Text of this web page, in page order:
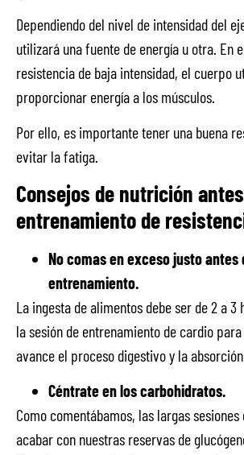
Dependiendo del nivel de intensidad del
utilizará una fuente de energía u otra. En
resistencia de baja intensidad, el cuerpo
proporcionar energía a los músculos.
Por ello, es importante tener una buena
evitar la fatiga.
Consejos de nutrición
entrenamiento de
No comas en exceso justo antes
entrenamiento.
La ingesta de alimentos debe ser de 2 a 3
la sesión de entrenamiento de cardio
avance el proceso digestivo y la
Céntrate en los carbohidratos.
Como comentábamos, las largas
acabar con nuestras reservas de